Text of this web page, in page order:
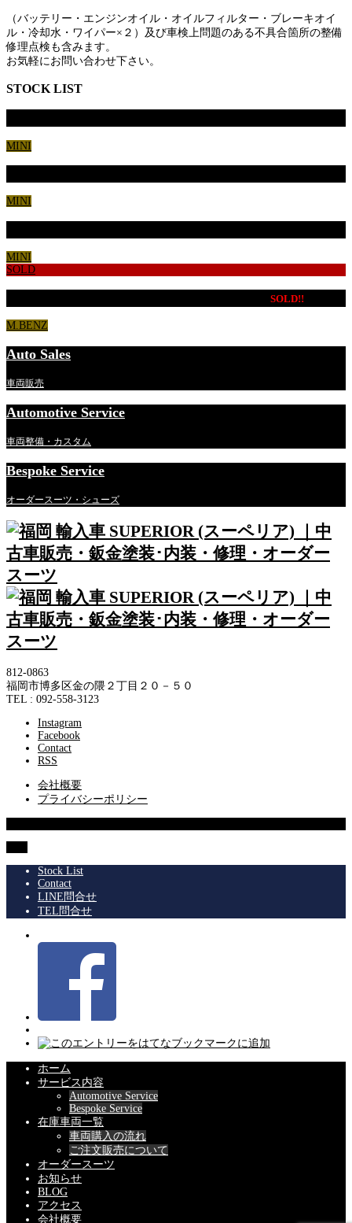
（バッテリー・エンジンオイル・オイルフィルター・ブレーキオイ
ル・冷却水・ワイパー×２）及び車検上問題のある不具合箇所の整備
修理点検も含みます。
お気軽にお問い合わせ下さい。
STOCK LIST
MINI
MINI
MINI
SOLD
SOLD!!
M.BENZ
Auto Sales
車両販売
Automotive Service
車両整備・カスタム
Bespoke Service
オーダースーツ・シューズ
812-0863
福岡市博多区金の隈２丁目２０－５０
TEL : 092-558-3123
Instagram
Facebook
Contact
RSS
会社概要
プライバシーポリシー
Stock List
Contact
LINE問合せ
TEL問合せ
ホーム
サービス内容
Automotive Service
Bespoke Service
在庫車両一覧
車両購入の流れ
ご注文販売について
オーダースーツ
お知らせ
BLOG
アクセス
会社概要